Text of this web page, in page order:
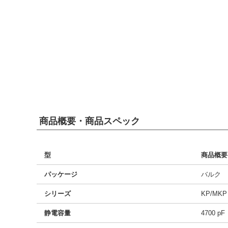
商品概要・商品スペック
型 商品概要
パッケージ バルク
シリーズ KP/
静電容量 4700 pF